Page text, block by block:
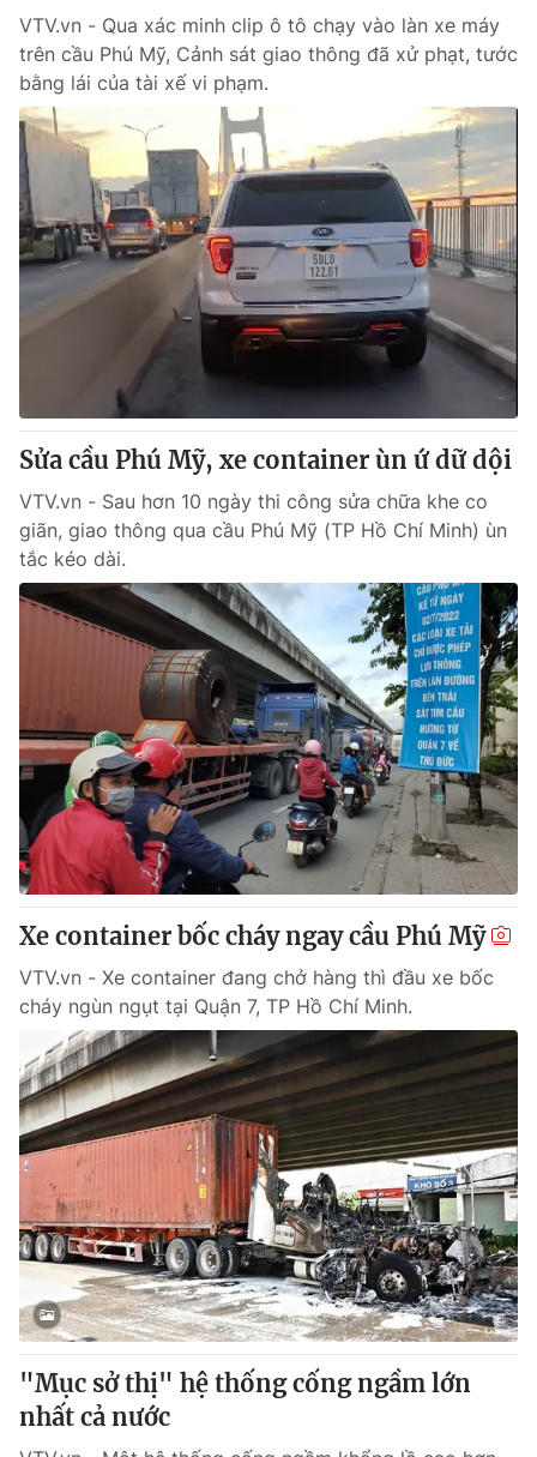
024.38 355 931 - 024.38 355 932
Ðiện thoại Thời báo VTV:024.66 897 897
Email: toasoan@vtv.vn
Liên hệ quảng cáo:
024-7300.7108
® Cấm sao chép dưới mọi hình thức nếu không có sự chấp
thuận bằng văn bản. Ghi rõ nguồn VTV.vn khi phát hành lại
thông tin từ website này.
VTV.vn - Qua xác minh clip ô tô chạy vào làn xe máy
trên cầu Phú Mỹ, Cảnh sát giao thông đã xử phạt, tước
bằng lái của tài xế vi phạm.
Sửa cầu Phú Mỹ, xe container ùn ứ dữ dội
VTV.vn - Sau hơn 10 ngày thi công sửa chữa khe co
giãn, giao thông qua cầu Phú Mỹ (TP Hồ Chí Minh) ùn
tắc kéo dài.
Xe container bốc cháy ngay cầu Phú Mỹ
VTV.vn - Xe container đang chở hàng thì đầu xe bốc
cháy ngùn ngụt tại Quận 7, TP Hồ Chí Minh.
"Mục sở thị" hệ thống cống ngầm lớn
nhất cả nước